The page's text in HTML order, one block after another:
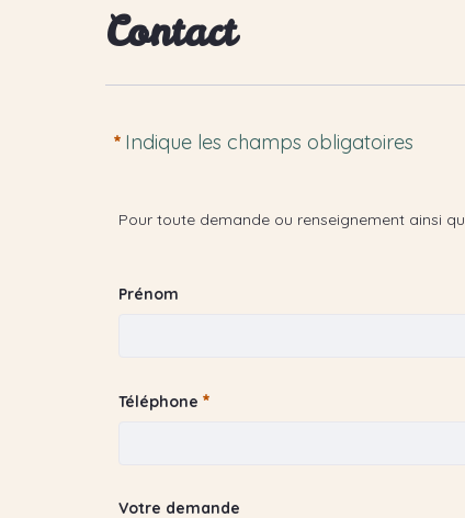
Contact
Indique les champs obligatoires
Pour toute demande ou renseignement ainsi
Prénom
Téléphone
Requis
Votre demande